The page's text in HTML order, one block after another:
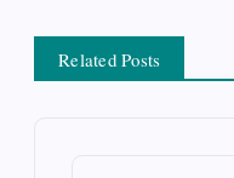
a
v
Related Posts